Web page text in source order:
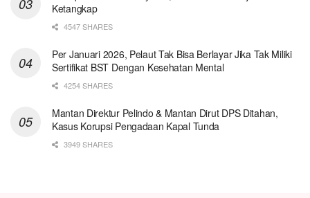
Ketangkap
4547 SHARES
Per Januari 2026, Pelaut Tak Bisa Berlayar Jika Tak Miliki
Sertifikat BST Dengan Kesehatan Mental
4254 SHARES
Mantan Direktur Pelindo & Mantan Dirut DPS Ditahan,
Kasus Korupsi Pengadaan Kapal Tunda
3949 SHARES